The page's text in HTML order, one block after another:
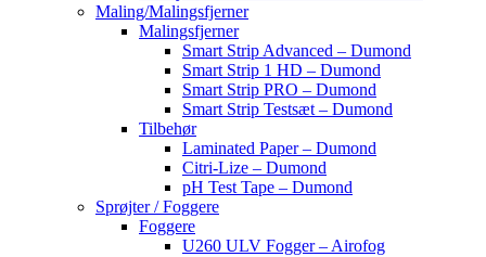
Maling/Malingsfjerner
Malingsfjerner
Smart Strip Advanced – Dumond
Smart Strip 1 HD – Dumond
Smart Strip PRO – Dumond
Smart Strip Testsæt – Dumond
Tilbehør
Laminated Paper – Dumond
Citri-Lize – Dumond
pH Test Tape – Dumond
Sprøjter / Foggere
Foggere
U260 ULV Fogger – Airofog